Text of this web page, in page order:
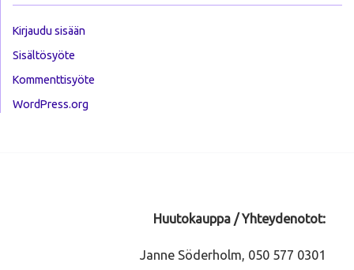
Kirjaudu sisään
Sisältösyöte
Kommenttisyöte
WordPress.org
Huutokauppa / Yhteydenotot:
Janne Söderholm, 050 577 0301